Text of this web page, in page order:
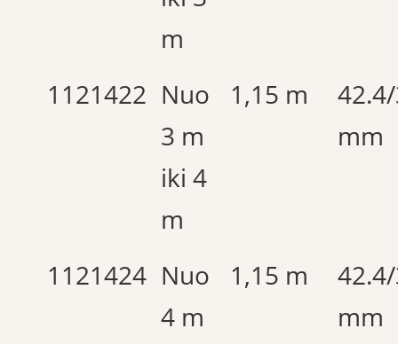
m
1121422 Nuo
3 m
iki 4
m
1,15 m
mm
1121424 Nuo
4 m
1,15 m
mm